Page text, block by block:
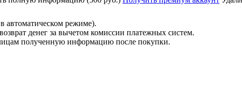
автоматическом режиме).
денег за вычетом комиссии платежных систем.
лицам полученную информацию после покупки.